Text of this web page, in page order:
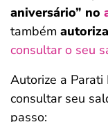
aniversário” no
também
consultar o seu
Autorize a Parati
consultar seu
passo: